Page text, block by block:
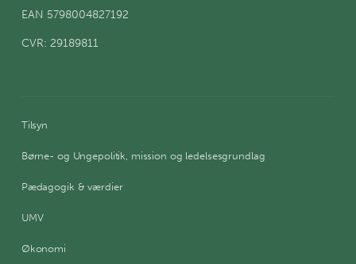
EAN 5798004827192
CVR: 29189811
Tilsyn
Børne- og Ungepolitik, mission og ledelsesgrundlag
Pædagogik & værdier
UMV
Økonomi